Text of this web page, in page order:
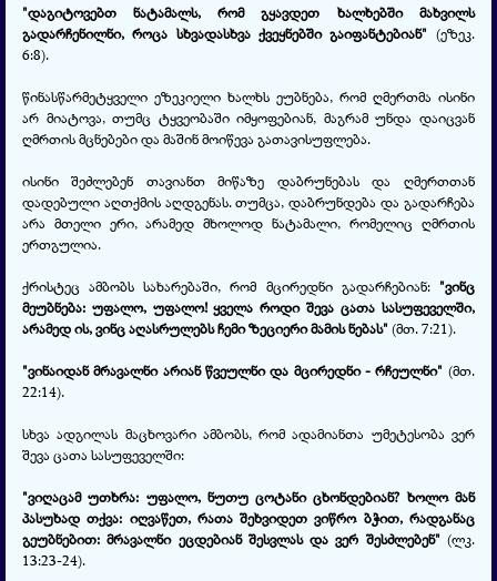
"დაგიტოვებთ ნატამალს, რომ გყავდეთ ხალხებში მახვილს
გადარჩენილნი, როცა სხვადასხვა ქვეყნებში გაიფანტებიან" (ეზეკ.
6:8).
წინასწარმეტყველი ეზეკიელი ხალხს ეუბნება, რომ ღმერთმა ისინი
არ მიატოვა, თუმც ტყვეობაში იმყოფებიან, მაგრამ უნდა დაიცვან
ღმრთის მცნებები და მაშინ მოიწევა გათავისუფლება.
ისინი შეძლებენ თავიანთ მიწაზე დაბრუნებას და ღმერთთან
დადებული აღთქმის აღდგენას. თუმცა, დაბრუნდება და გადარჩება
არა მთელი ერი, არამედ მხოლოდ ნატამალი, რომელიც ღმრთის
ერთგულია.
ქრისტეც ამბობს სახარებაში, რომ მცირედნი გადარჩებიან: "ვინც
მეუბნება: უფალო, უფალო! ყველა როდი შევა ცათა სასუფეველში,
არამედ ის, ვინც აღასრულებს ჩემი ზეციერი მამის ნებას" (მთ. 7:21).
"ვინაიდან მრავალნი არიან წვეულნი და მცირედნი - რჩეულნი" (მთ.
22:14).
სხვა ადგილას მაცხოვარი ამბობს, რომ ადამიანთა უმეტესობა ვერ
შევა ცათა სასუფეველში:
"ვიღაცამ უთხრა: უფალო, ნუთუ ცოტანი ცხონდებიან? ხოლო მან
პასუხად თქვა: იღვაწეთ, რათა შეხვიდეთ ვიწრო ბჭით, რადგანაც
გეუბნებით: მრავალნი ეცდებიან შესვლას და ვერ შესძლებენ" (ლკ.
13:23-24).